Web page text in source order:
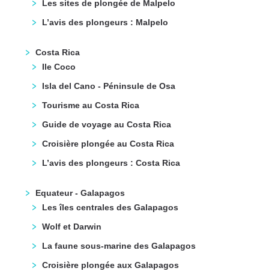
Les sites de plongée de Malpelo
L’avis des plongeurs : Malpelo
Costa Rica
Ile Coco
Isla del Cano - Péninsule de Osa
Tourisme au Costa Rica
Guide de voyage au Costa Rica
Croisière plongée au Costa Rica
L’avis des plongeurs : Costa Rica
Equateur - Galapagos
Les îles centrales des Galapagos
Wolf et Darwin
La faune sous-marine des Galapagos
Croisière plongée aux Galapagos